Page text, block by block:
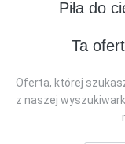
Piła do
Ta
Oferta, której
z naszej